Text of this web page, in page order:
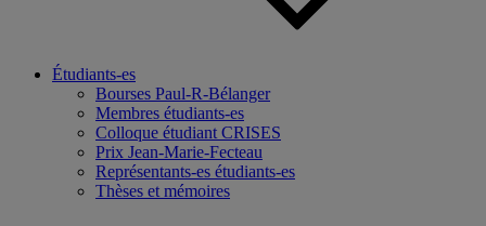
Étudiants-es
Bourses Paul-R-Bélanger
Membres étudiants-es
Colloque étudiant CRISES
Prix Jean-Marie-Fecteau
Représentants-es étudiants-es
Thèses et mémoires